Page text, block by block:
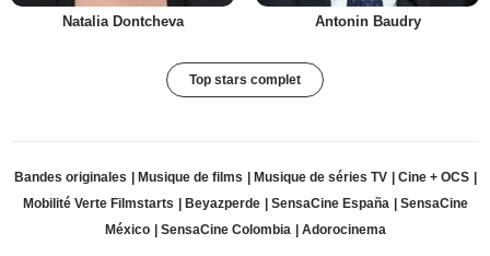
Natalia Dontcheva Antonin Baudry
Top stars complet
Bandes originales Musique de films Musique de séries TV
Cine + OCS
Mobilité Verte Filmstarts Beyazperde SensaCine España
SensaCine
México
SensaCine Colombia Adorocinema